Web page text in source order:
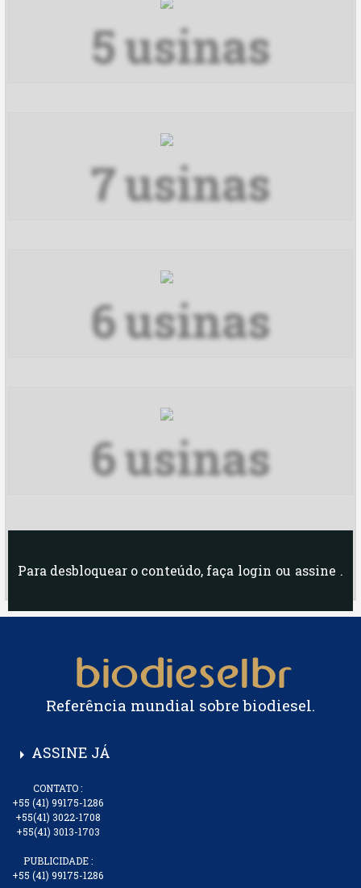
5usinas
7usinas
6usinas
6usinas
Para desbloquear o conteúdo, faça login ou assine .
Referência mundial sobre biodiesel.
arrow_right ASSINE JÁ
CONTATO :
+55 (41) 99175-1286
+55(41) 3022-1708
+55(41) 3013-1703
PUBLICIDADE :
+55 (41) 99175-1286